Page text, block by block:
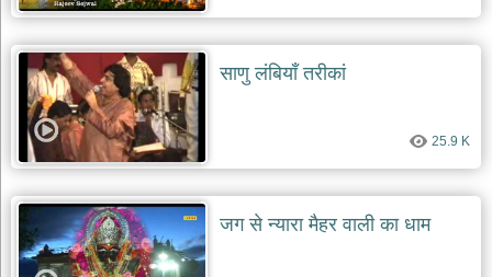
साणु लंबियाँ तरीकां
25.9 K
जग से न्यारा मैहर वाली का धाम